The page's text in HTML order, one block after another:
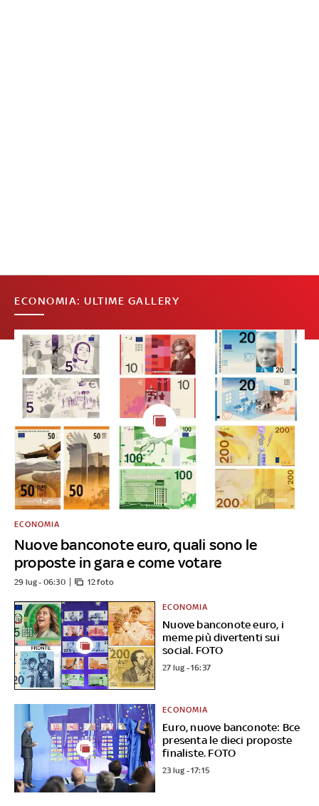
ECONOMIA: ULTIME GALLERY
Nuove banconote euro, quali sono le
proposte in gara e come votare
ECONOMIA
29 lug - 06:30 12 foto
Nuove banconote euro, i
meme più divertenti sui
social. FOTO
ECONOMIA
27 lug - 16:37
Euro, nuove banconote: Bce
presenta le dieci proposte
finaliste. FOTO
ECONOMIA
23 lug - 17:15